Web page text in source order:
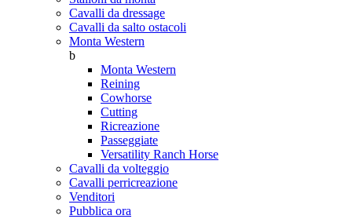
Cavalli da dressage
Cavalli da salto ostacoli
Monta Western
b
Monta Western
Reining
Cowhorse
Cutting
Ricreazione
Passeggiate
Versatility Ranch Horse
Cavalli da volteggio
Cavalli perricreazione
Venditori
Pubblica ora